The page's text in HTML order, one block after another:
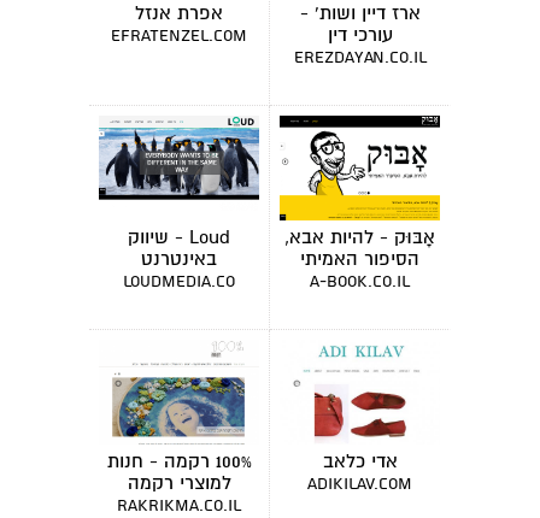
ארז דיין ושות' -
עורכי דין
erezdayan.co.il
אפרת אנזל
efratenzel.com
אָבּוּק - להיות אבא,
הסיפור האמיתי
a-book.co.il
Loud - שיווק
באינטרנט
loudmedia.co
אדי כלאב
adikilav.com
100% רקמה - חנות
למוצרי רקמה
rakrikma.co.il